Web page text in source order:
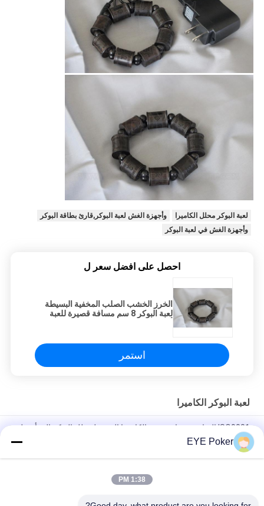
لعبة البوكر محلل الكاميرا
وأجهزة الغش لعبة البوكر,قارئ بطاقة البوكر
وأجهزة الغش في لعبة البوكر
احصل على افضل سعر ل
الخرز الخشب الصلب المخفية البسيطة
لعبة البوكر 8 سم مسافة قصيرة للعبة
استمر
لعبة البوكر الكاميرا
ISO9001 الرياضة سوار عدسة الكاميرا الخفية لمحلل البوكر إلى أسفل
Akk CVK Poker Cheating Devices Portable Power Bank Charger
Hidden Poker Camera
المسافة 35 سم الموجودة في قاعدة المفتاح كاميرا تويوتا مفتاح السيارة
EYE Poker
1:38 PM